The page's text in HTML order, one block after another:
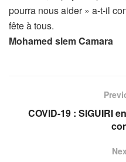
pourra nous aider » a-t-il
fête à tous.
Mohamed slem Camara
COVID-19 : SIGUIRI